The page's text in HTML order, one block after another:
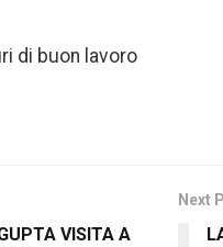
di buon lavoro
VISITA A
Next